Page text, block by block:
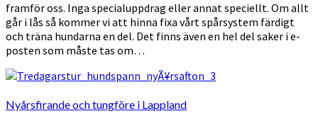
framför oss. Inga specialuppdrag eller annat speciellt. Om allt
går i lås så kommer vi att hinna fixa vårt spårsystem färdigt
och träna hundarna en del. Det finns även en hel del saker i e-
posten som måste tas om…
Nyårsfirande och tungföre i Lappland